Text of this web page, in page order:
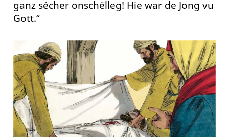
ganz sécher onschëlleg! Hie war de Jong vu
Gott.“